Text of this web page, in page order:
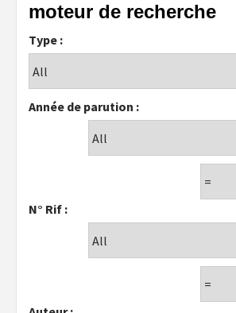
moteur de recherche
Type :
Année de parution :
N° Rif :